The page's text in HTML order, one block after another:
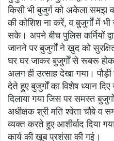
किसी भी बुजुर्ग को अकेला समझ
की कोशिश ना करें, व बुजुर्गों में भी
सके। अपने बीच पुलिस कर्मियों
जानने पर बुजुर्गों ने खुद को
घर घर जाकर बुजुर्गों से रूबरू
अलग ही उत्साह देखा गया। पौड़ी
देते हुए बुजुर्गों का विशेष ध्यान
दिलाया गया जिस पर समस्त बुजुर्गों
अधीक्षक श्री मति श्वेता चौबे व
व्यक्त करते हुए आशीर्वाद दिया
कार्य की खूब प्रशंसा की गई।